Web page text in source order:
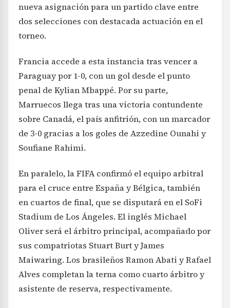
nueva asignación para un partido clave entre
dos selecciones con destacada actuación en el
torneo.
Francia accede a esta instancia tras vencer a
Paraguay por 1-0, con un gol desde el punto
penal de Kylian Mbappé. Por su parte,
Marruecos llega tras una victoria contundente
sobre Canadá, el país anfitrión, con un marcador
de 3-0 gracias a los goles de Azzedine Ounahi y
Soufiane Rahimi.
En paralelo, la FIFA confirmó el equipo arbitral
para el cruce entre España y Bélgica, también
en cuartos de final, que se disputará en el SoFi
Stadium de Los Ángeles. El inglés Michael
Oliver será el árbitro principal, acompañado por
sus compatriotas Stuart Burt y James
Maiwaring. Los brasileños Ramon Abati y Rafael
Alves completan la terna como cuarto árbitro y
asistente de reserva, respectivamente.